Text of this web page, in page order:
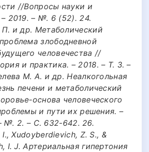
//Вопросы науки и
– 2019. – №. 6 (52). 24.
и др. Метаболический
злободневной
человечества //
и практика. – 2018. – Т. 3. –
М. А. и др. Неалкогольная
печени и метаболический
основа человеческого
и пути их решения. –
№. 2. – С. 632-642. 26.
I., Xudoyberdievich, Z. S., &
I. J. Артериальная гипертония